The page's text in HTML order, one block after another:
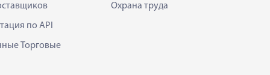
по API
Торговые
Охрана труда